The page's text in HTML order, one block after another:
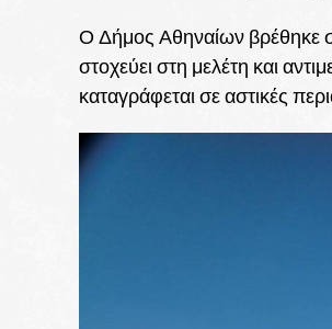
Ο Δήμος Αθηναίων βρέθηκε
στοχεύει στη μελέτη και
καταγράφεται σε αστικές